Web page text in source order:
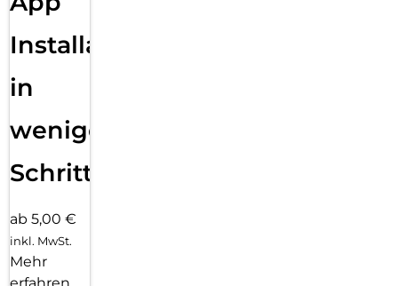
Installation
in
wenigen
Schritten
ab 5,00 €
inkl. MwSt.
Mehr